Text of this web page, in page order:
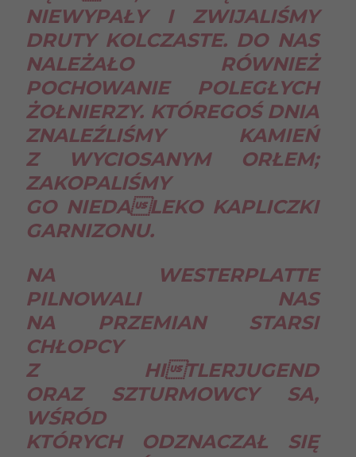
NIEWYPAŁY I ZWIJALIŚMY
DRUTY KOLCZASTE. DO NAS
NALEŻAŁO RÓWNIEŻ
POCHOWANIE POLEGŁYCH
ŻOŁNIERZY. KTÓREGOŚ DNIA
ZNALEŹLIŚMY KAMIEŃ
Z WYCIOSANYM ORŁEM;
ZAKOPALIŚMY
GO NIEDALEKO KAPLICZKI
GARNIZONU.
NA WESTERPLATTE
PILNOWALI NAS
NA PRZEMIAN STARSI
CHŁOPCY
Z HITLERJUGEND
ORAZ SZTURMOWCY SA,
WŚRÓD
KTÓRYCH ODZNACZAŁ SIĘ